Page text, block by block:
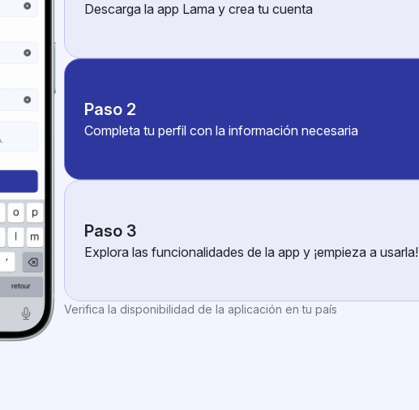
Descarga la app Lama y crea tu cuenta
Paso 2
Completa tu perfil con la información necesaria
Paso 3
Explora las funcionalidades de la app y ¡empieza a usarla!
Verifica la disponibilidad de la aplicación en tu país